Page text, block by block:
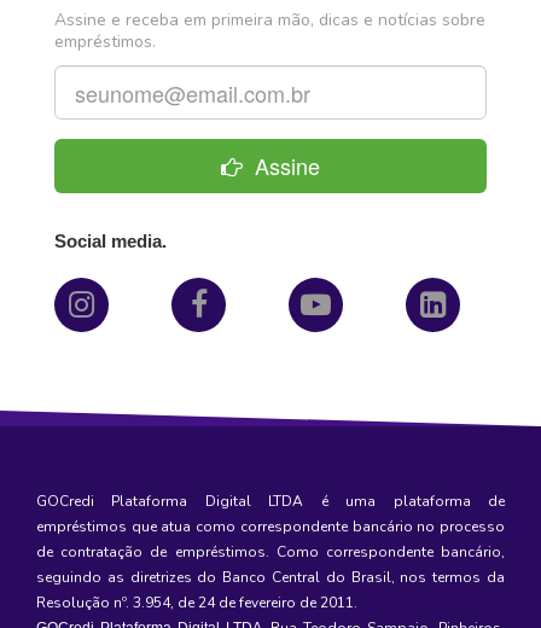
Assine e receba em primeira mão, dicas e notícias sobre
empréstimos.
Assine
Social media.
GOCredi Plataforma Digital LTDA é uma plataforma de
empréstimos que atua como correspondente bancário no processo
de contratação de empréstimos. Como correspondente bancário,
seguindo as diretrizes do Banco Central do Brasil, nos termos da
Resolução nº. 3.954, de 24 de fevereiro de 2011.